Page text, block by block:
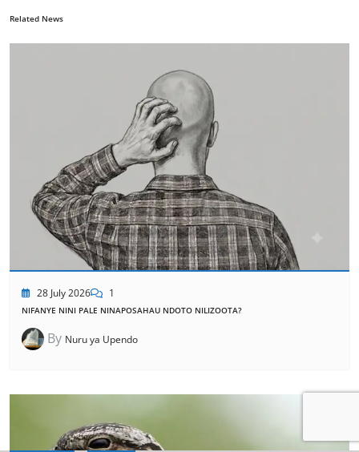
Related News
28 July 2026 1
NIFANYE NINI PALE NINAPOSAHAU NDOTO NILIZOOTA?
By Nuru ya Upendo